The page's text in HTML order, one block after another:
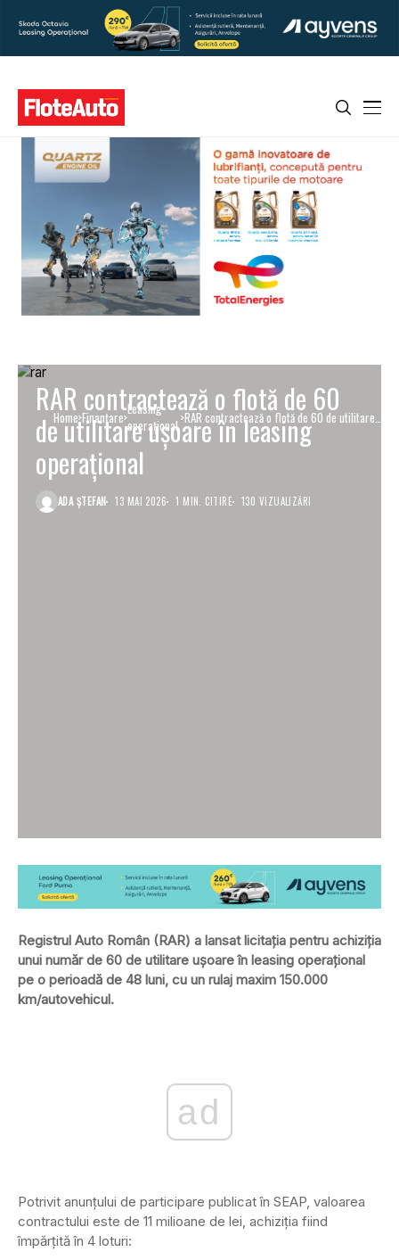
Home Finanţare Leasing
operaţional RAR contractează o flotă de 60 de utilitare
ușoare în leasing operațional
RAR contractează o flotă de 60
de utilitare ușoare în leasing
operațional
ADA ȘTEFAN 13 MAI 2026 1 MIN. CITIRE 130 VIZUALIZĂRI
Registrul Auto Român (RAR) a lansat licitația pentru achiziția
unui număr de 60 de utilitare ușoare în leasing operațional
pe o perioadă de 48 luni, cu un rulaj maxim 150.000
km/autovehicul.
ad
Potrivit anunțului de participare publicat în SEAP, valoarea
contractului este de 11 milioane de lei, achiziția fiind
împărțită în 4 loturi: